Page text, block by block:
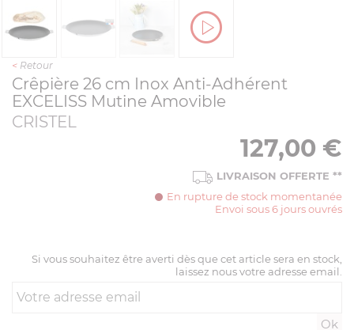
< Retour
Crêpière 26 cm Inox Anti-Adhérent
EXCELISS Mutine Amovible
CRISTEL
127,00 €
LIVRAISON OFFERTE **
En rupture de stock momentanée
Envoi sous 6 jours ouvrés
Si vous souhaitez être averti dès que cet article sera en stock,
laissez nous votre adresse email.